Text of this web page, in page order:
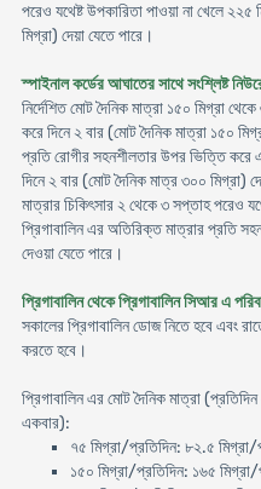
পরেও যথেষ্ট উপকারিতা পাওয়া না খেলে ২২৫
মিগ্রা) দেয়া যেতে পারে।
স্পাইনাল কর্ডের আঘাতের সাথে সংশ্লিষ্ট
নির্দেশিত মোট দৈনিক মাত্রা ১৫০ মিগ্রা
করে দিনে ২ বার (মোট দৈনিক মাত্রা ১৫০
প্রতি রোগীর সহনশীলতার উপর ভিত্তি করে
দিনে ২ বার (মোট দৈনিক মাত্র ৩০০ মিগ্রা)
মাত্রার চিকিৎসার ২ থেকে ৩ সপ্তাহ পরেও
প্রিগাবালিন এর অতিরিক্ত মাত্রার প্রতি
দেওয়া যেতে পারে।
প্রিগাবালিন থেকে প্রিগাবালিন সিআর এ
সকালের প্রিগাবালিন ডোজ নিতে হবে এবং
করতে হবে।
প্রিগাবালিন এর মোট দৈনিক মাত্রা
একবার):
৭৫ মিগ্রা/প্রতিদিন: ৮২.৫ মিগ্রা/
১৫০ মিগ্রা/প্রতিদিন: ১৬৫ মিগ্রা/